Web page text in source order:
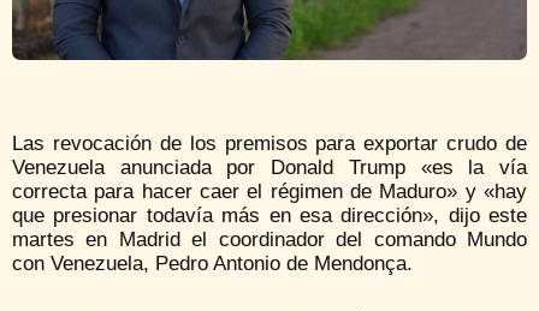
Las revocación de los premisos para exportar crudo de
Venezuela anunciada por Donald Trump «es la vía
correcta para hacer caer el régimen de Maduro» y «hay
que presionar todavía más en esa dirección», dijo este
martes en Madrid el coordinador del comando Mundo
con Venezuela, Pedro Antonio de Mendonça.